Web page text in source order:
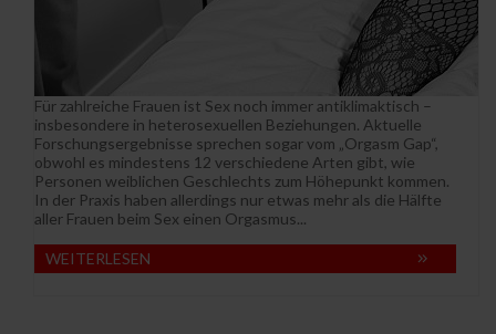
Für zahlreiche Frauen ist Sex noch immer antiklimaktisch –
insbesondere in heterosexuellen Beziehungen. Aktuelle
Forschungsergebnisse sprechen sogar vom „Orgasm Gap“,
obwohl es mindestens 12 verschiedene Arten gibt, wie
Personen weiblichen Geschlechts zum Höhepunkt kommen.
In der Praxis haben allerdings nur etwas mehr als die Hälfte
aller Frauen beim Sex einen Orgasmus...
WEITERLESEN